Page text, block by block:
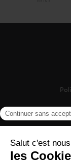
©2026